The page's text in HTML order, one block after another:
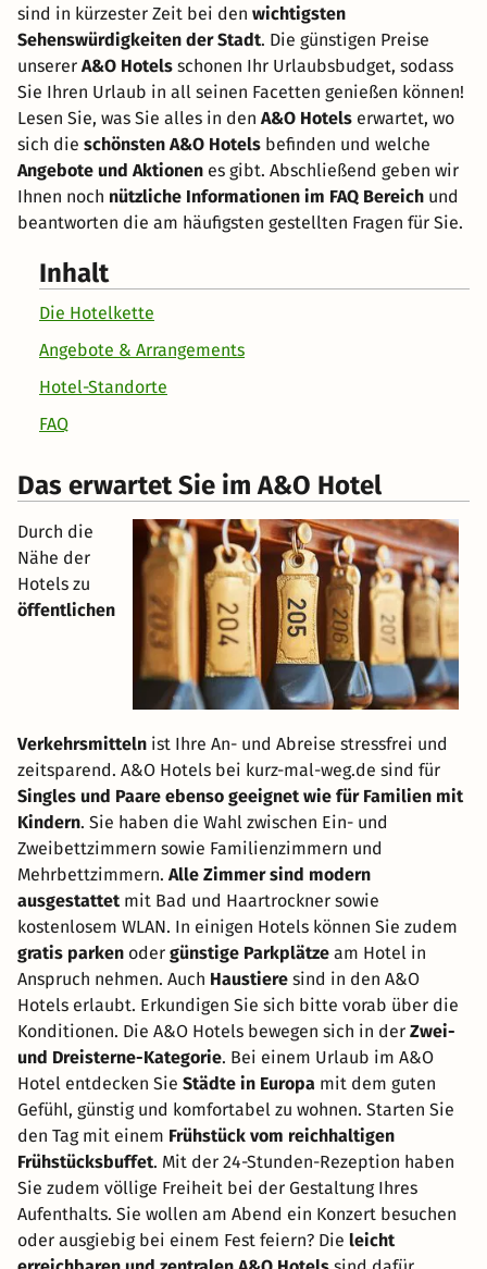
sind in kürzester Zeit bei den wichtigsten
Sehenswürdigkeiten der Stadt. Die günstigen Preise
unserer A&O Hotels schonen Ihr Urlaubsbudget, sodass
Sie Ihren Urlaub in all seinen Facetten genießen können!
Lesen Sie, was Sie alles in den A&O Hotels erwartet, wo
sich die schönsten A&O Hotels befinden und welche
Angebote und Aktionen es gibt. Abschließend geben wir
Ihnen noch nützliche Informationen im FAQ Bereich und
beantworten die am häufigsten gestellten Fragen für Sie.
Inhalt
Die Hotelkette
Angebote & Arrangements
Hotel-Standorte
FAQ
Das erwartet Sie im A&O Hotel
Durch die
Nähe der
Hotels zu
öffentlichen
Verkehrsmitteln ist Ihre An- und Abreise stressfrei und
zeitsparend. A&O Hotels bei kurz-mal-weg.de sind für
Singles und Paare ebenso geeignet wie für Familien mit
Kindern. Sie haben die Wahl zwischen Ein- und
Zweibettzimmern sowie Familienzimmern und
Mehrbettzimmern. Alle Zimmer sind modern
ausgestattet mit Bad und Haartrockner sowie
kostenlosem WLAN. In einigen Hotels können Sie zudem
gratis parken oder günstige Parkplätze am Hotel in
Anspruch nehmen. Auch Haustiere sind in den A&O
Hotels erlaubt. Erkundigen Sie sich bitte vorab über die
Konditionen. Die A&O Hotels bewegen sich in der Zwei-
und Dreisterne-Kategorie. Bei einem Urlaub im A&O
Hotel entdecken Sie Städte in Europa mit dem guten
Gefühl, günstig und komfortabel zu wohnen. Starten Sie
den Tag mit einem Frühstück vom reichhaltigen
Frühstücksbuffet. Mit der 24-Stunden-Rezeption haben
Sie zudem völlige Freiheit bei der Gestaltung Ihres
Aufenthalts. Sie wollen am Abend ein Konzert besuchen
oder ausgiebig bei einem Fest feiern? Die leicht